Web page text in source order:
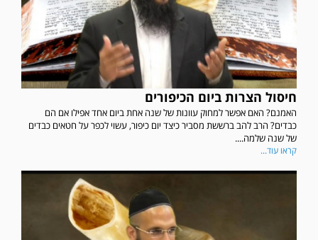
חיסול הצרות ביום הכיפורים
האמנם? האם אפשר למחוק עוונות של שנה אחת ביום אחד אפילו אם הם
כבדים? הרב להב ברששת מסביר כיצד יום כיפור, עשוי לכפר על חטאים כבדים
של שנה שלמה....
קראו עוד...